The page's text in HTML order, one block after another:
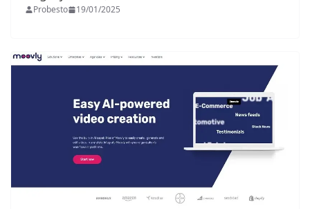
Probesto 19/01/2025